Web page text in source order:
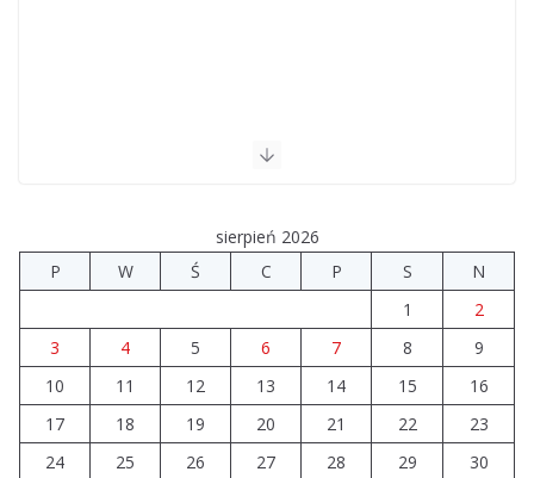
sierpień 2026
P
W Ś C P S
N
1
2
3
4 5 6 7 8
9
10
11 12 13 14 15
16
17
18 19 20 21 22
23
24
25 26 27 28 29
30